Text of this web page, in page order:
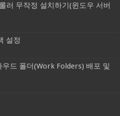
러 무작정 설치하기(윈도우 서버
설정
드 폴더(Work Folders) 배포 및